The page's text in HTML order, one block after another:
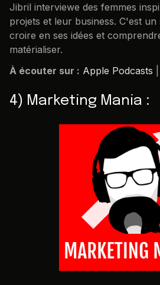
Jibril interviewe des femmes
projets et leur business. C'est
croire en ses idées et
matérialiser.
À écouter sur : Apple Podcasts
4) Marketing Mania :